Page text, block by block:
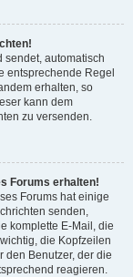
sendet, automatisch
entsprechende Regel
erhalten, so
kann dem
zu versenden.
Forums erhalten!
Forums hat einige
senden,
komplette E-Mail, die
die Kopfzeilen
den Benutzer, der die
reagieren.